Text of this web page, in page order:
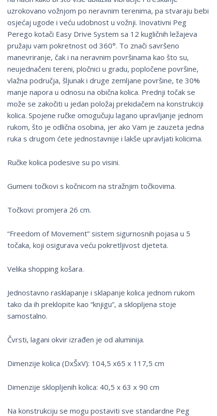
uzrokovano vožnjom po neravnim terenima, pa stvaraju bebi
osjećaj ugode i veću udobnost u vožnji. Inovativni Peg
Perego kotači Easy Drive System sa 12 kugličnih ležajeva
pružaju vam pokretnost od 360°. To znači savršeno
manevriranje, čak i na neravnim površinama kao što su,
neujednačeni tereni, pločnici u gradu, popločene površine,
vlažna područja, šljunak i druge zemljane površine, te 30%
manje napora u odnosu na obična kolica. Prednji točak se
može se zakočiti u jedan položaj prekidačem na konstrukciji
kolica. Spojene ručke omogučuju lagano upravljanje jednom
rukom, što je odlična osobina, jer ako Vam je zauzeta jedna
ruka s drugom ćete jednostavnije i lakše upravljati kolicima.
Ručke kolica podesive su po visini.
Gumeni točkovi s kočnicom na stražnjim točkovima.
Točkovi: promjera 26 cm.
“Freedom of Movement” sistem sigurnosnih pojasa u 5
točaka, koji osigurava veću pokretljivost djeteta.
Velika shopping košara.
Jednostavno rasklapanje i sklapanje kolica jednom rukom
tako da ih preklopite kao “knjigu”, a sklopljena stoje
samostalno.
Čvrsti, lagani okvir izrađen je od aluminija.
Dimenzije kolica (DxŠxV): 104,5 x65 x 117,5 cm
Dimenzije sklopljenih kolica: 40,5 x 63 x 90 cm
Na konstrukciju se mogu postaviti sve standardne Peg